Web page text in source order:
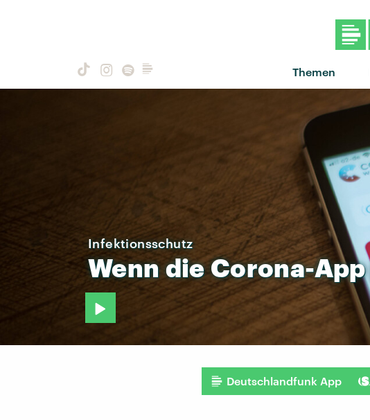
Themen
Infektionsschutz
WenndieCorona-App
Deutschlandfunk App